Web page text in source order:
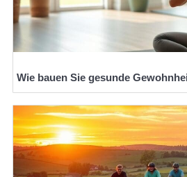
Wie bauen Sie gesunde